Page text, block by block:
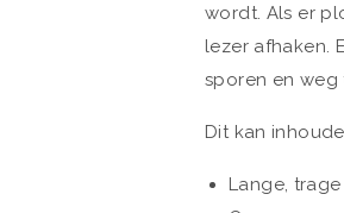
wordt. Als er
lezer afhaken.
sporen en weg
Dit kan
Lange,